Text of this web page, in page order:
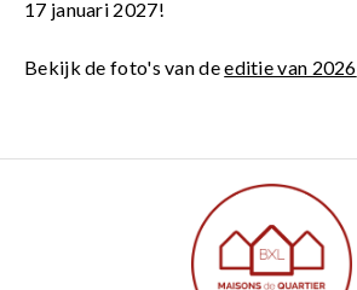
17 januari 2027!
Bekijk de foto's van deeditie van 2026